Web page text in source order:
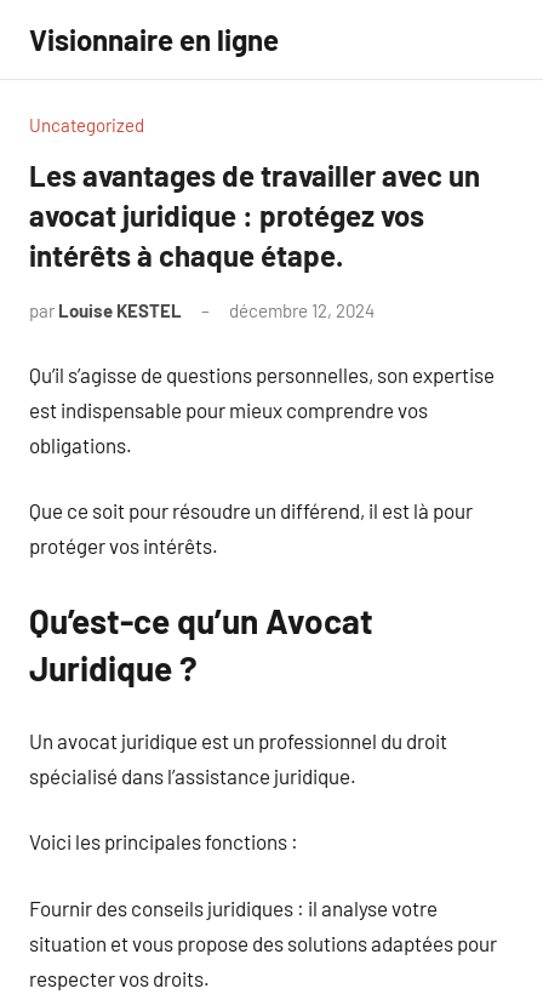
contenu
Visionnaire en ligne
Uncategorized
Les avantages de travailler avec un
avocat juridique : protégez vos
intérêts à chaque étape.
par Louise KESTEL décembre 12, 2024
Qu’il s’agisse de questions personnelles, son expertise
est indispensable pour mieux comprendre vos
obligations.
Que ce soit pour résoudre un différend, il est là pour
protéger vos intérêts.
Qu’est-ce qu’un Avocat
Juridique ?
Un avocat juridique est un professionnel du droit
spécialisé dans l’assistance juridique.
Voici les principales fonctions :
Fournir des conseils juridiques : il analyse votre
situation et vous propose des solutions adaptées pour
respecter vos droits.